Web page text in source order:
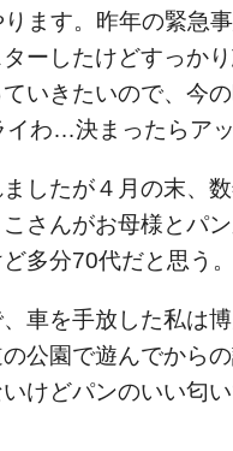
ます。昨年の緊急
ーしたけどすっか
いきたいので、今
イわ…決まったらアッ
したが４月の末、
さんがお母様とパ
多分70代だと思う。
車を手放した私は
公園で遊んでから
けどパンのいい匂